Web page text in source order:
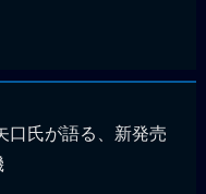
口氏が語る、新発売